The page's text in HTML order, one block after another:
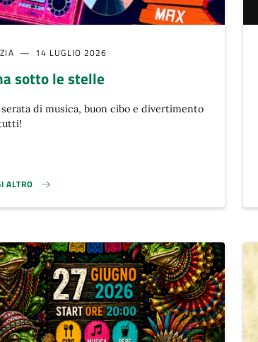
DI PIAZZA DELL'ERBA}
14 LUGLIO 2026
sotto le stelle
di musica, buon cibo e divertimento
ALTRO
SOTTO LE STELLE}